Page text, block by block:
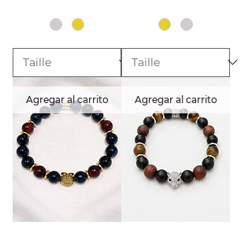
Agregar al carrito Agregar al carrito